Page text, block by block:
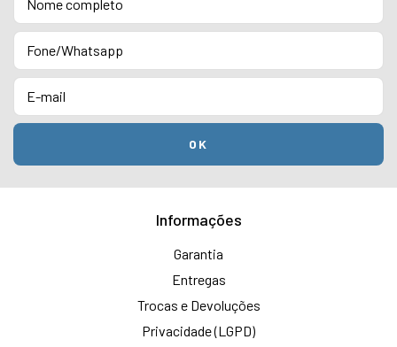
Informações
Garantia
Entregas
Trocas e Devoluções
Privacidade (LGPD)